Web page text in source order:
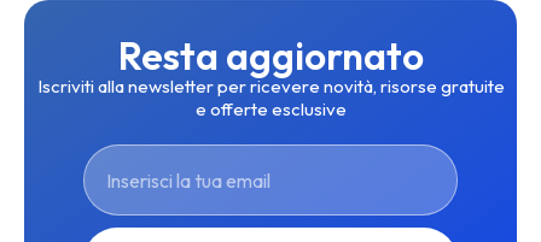
Resta aggiornato
Iscriviti alla newsletter per ricevere novità, risorse gratuite
e offerte esclusive